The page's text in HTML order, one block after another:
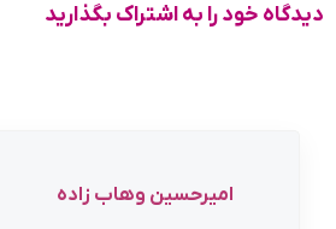
دیدگاه خود را به اشتراک بگذارید
امیرحسین وهاب زاده